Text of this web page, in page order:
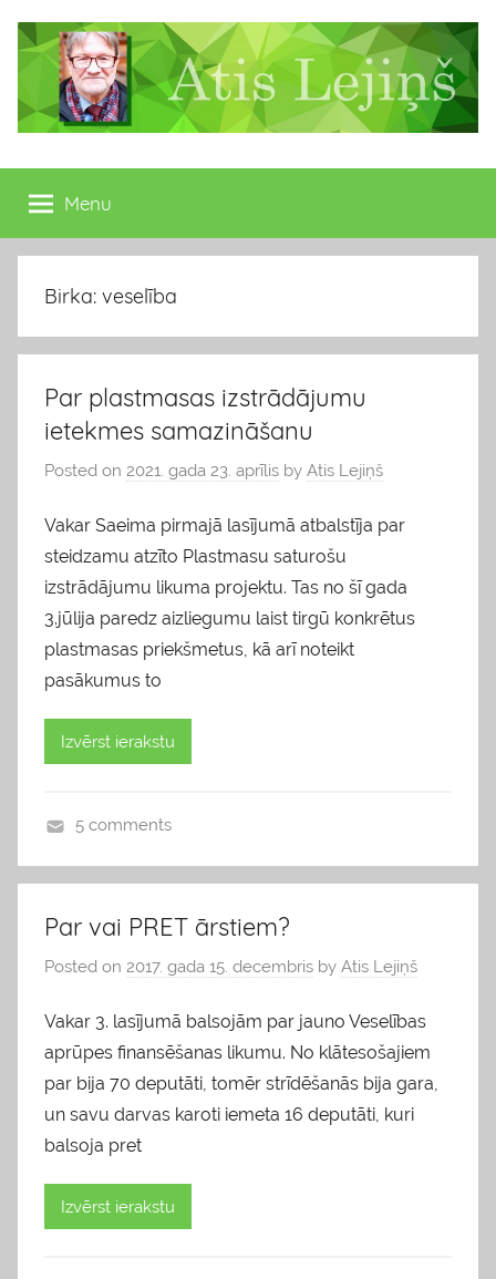
content
Atis
Lejiņš
13.
Saeimas
deputāts
Menu
Birka: veselība
Par plastmasas izstrādājumu
ietekmes samazināšanu
Posted on 2021. gada 23. aprīlis by Atis Lejiņš
Vakar Saeima pirmajā lasījumā atbalstīja par
steidzamu atzīto Plastmasu saturošu
izstrādājumu likuma projektu. Tas no šī gada
3.jūlija paredz aizliegumu laist tirgū konkrētus
plastmasas priekšmetus, kā arī noteikt
pasākumus to
Izvērst ierakstu
l
g
s
5 comments
Par vai PRET ārstiem?
Posted on 2017. gada 15. decembris by Atis Lejiņš
Vakar 3. lasījumā balsojām par jauno Veselības
aprūpes finansēšanas likumu. No klātesošajiem
par bija 70 deputāti, tomēr strīdēšanās bija gara,
un savu darvas karoti iemeta 16 deputāti, kuri
balsoja pret
Izvērst ierakstu